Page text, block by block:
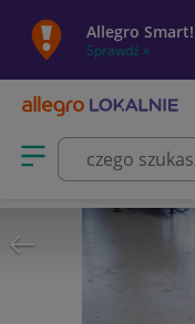
Allegro
Sprawdź »
Otwórz menu z